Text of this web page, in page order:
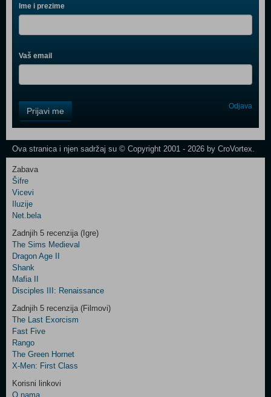
Ime i prezime
Vaš email
Field
One
Control
Two
Newsletter
Control
Field
Three
Prijavi me Odjava
Ova stranica i njen sadržaj su © Copyright 2001 - 2026 by CroVortex.
Zabava
Šifre
Vicevi
Iluzije
Net.bela
Zadnjih 5 recenzija (Igre)
The Sims Medieval
Dragon Age II
Shank
Mafia II
Disciples III: Renaissance
Zadnjih 5 recenzija (Filmovi)
The Last Exorcism
Fast Five
Rango
The Green Hornet
X-Men: First Class
Korisni linkovi
O nama